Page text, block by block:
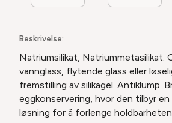
Beskrivelse:
Natriumsilikat, Natriummetasilikat.
vannglass, flytende glass eller
fremstilling av silikagel. Antiklump.
eggkonservering, hvor den tilbyr
løsning for å forlenge